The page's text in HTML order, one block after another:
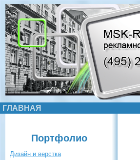
ГЛАВНАЯ
Портфолио
Дизайн и верстка